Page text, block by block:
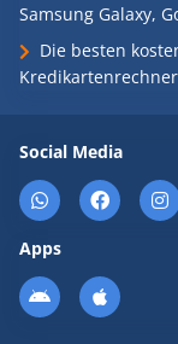
Samsung Galaxy,
Die besten
Kredikartenrechner
Social Media
Apps